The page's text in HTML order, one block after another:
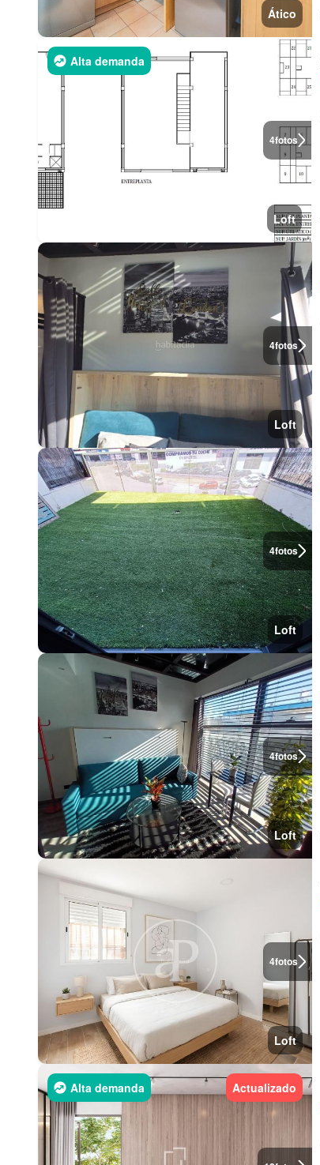
Ático
4fotos
Alta demanda
Loft
4fotos
Loft
4fotos
Loft
4fotos
Loft
4fotos
Loft
Alta demanda Actualizado